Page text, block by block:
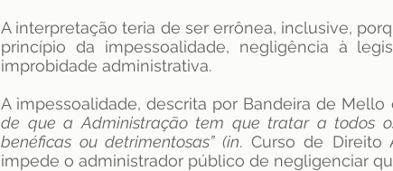
A interpretação teria de ser errônea, inclusive,
princípio da impessoalidade, negligência à
improbidade administrativa.
A impessoalidade, descrita por Bandeira de
de que a Administração tem que tratar a todos
benéficas ou detrimentosas” (in. Curso de Direito
impede o administrador público de negligenciar